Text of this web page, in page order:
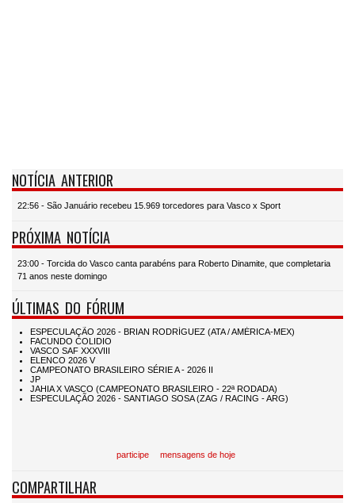
NOTÍCIA ANTERIOR
22:56 - São Januário recebeu 15.969 torcedores para Vasco x Sport
PRÓXIMA NOTÍCIA
23:00 - Torcida do Vasco canta parabéns para Roberto Dinamite, que completaria
71 anos neste domingo
ÚLTIMAS DO FÓRUM
participe mensagens de hoje
COMPARTILHAR